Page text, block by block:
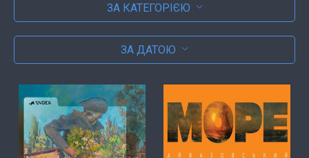
ЗА КАТЕГОРІЄЮ
ЗА ДАТОЮ